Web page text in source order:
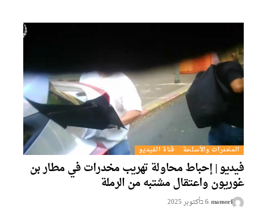
المخدرات والأسلحة قناة الفيديو
فيديو | إحباط محاولة تهريب مخدرات في مطار بن
غوريون واعتقال مشتبه من الرملة
mansorf6 בأكتوبر 2025